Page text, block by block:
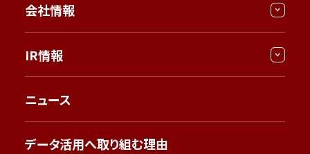
会社情報
IR情報
ニュース
データ活用へ取り組む理由